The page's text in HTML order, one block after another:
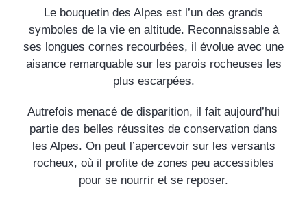
Le bouquetin des Alpes est l’un des grands
symboles de la vie en altitude. Reconnaissable à
ses longues cornes recourbées, il évolue avec une
aisance remarquable sur les parois rocheuses les
plus escarpées.
Autrefois menacé de disparition, il fait aujourd’hui
partie des belles réussites de conservation dans
les Alpes. On peut l’apercevoir sur les versants
rocheux, où il profite de zones peu accessibles
pour se nourrir et se reposer.